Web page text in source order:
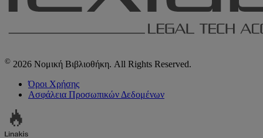
© 2026 Νομική Βιβλιοθήκη. All Rights Reserved.
Όροι Χρήσης
Ασφάλεια Προσωπικών Δεδομένων